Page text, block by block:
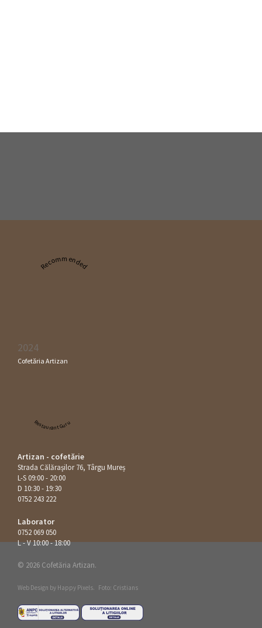
Recommended
2024
Cofetăria Artizan
Restaurant Guru
Artizan - cofetărie
Strada Călăraşilor 76, Târgu Mureș
L-S 09:00 - 20:00
D 10:30 - 19:30
0752 243 222
Laborator
0752 069 050
L - V 10:00 - 18:00
© 2026 Cofetăria Artizan.
Web Design by Happy Pixels. Foto: Cristians